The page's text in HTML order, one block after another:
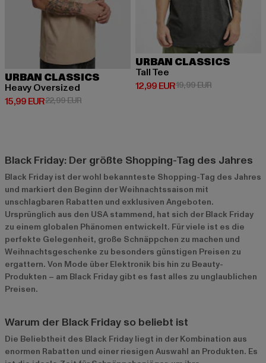
URBAN CLASSICS
Heavy Oversized
15,99 EUR
Derzeitiger Preis: 15,99 EUR
22,99 EURAktionspreis: 22,99 EUR
URBAN CLASSICS
Tall Tee
12,99 EUR
Derzeitiger Preis: 12,99 EUR
19,99 EURAktionspreis:
Black Friday: Der größte Shopping-Tag des Jahres
Black Friday ist der wohl bekannteste Shopping-Tag des Jahres
und markiert den Beginn der Weihnachtssaison mit
unschlagbaren Rabatten und exklusiven Angeboten.
Ursprünglich aus den USA stammend, hat sich der Black Friday
zu einem globalen Phänomen entwickelt. Für viele ist es die
perfekte Gelegenheit, große Schnäppchen zu machen und
Weihnachtsgeschenke zu besonders günstigen Preisen zu
ergattern. Von Mode über Elektronik bis hin zu Beauty-
Produkten – am Black Friday gibt es fast alles zu unglaublichen
Preisen.
Warum der Black Friday so beliebt ist
Die Beliebtheit des Black Friday liegt in der Kombination aus
enormen Rabatten und einer riesigen Auswahl an Produkten. Es